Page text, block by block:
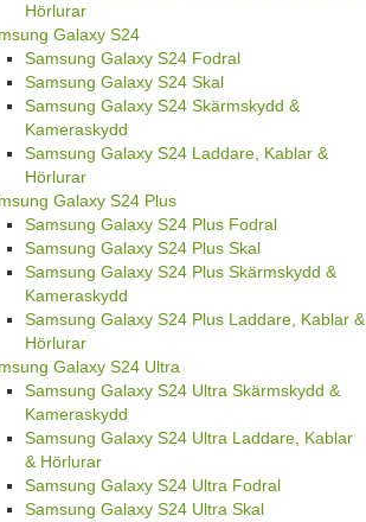
Hörlurar
Galaxy S24
Samsung Galaxy S24 Fodral
Samsung Galaxy S24 Skal
Samsung Galaxy S24 Skärmskydd &
Kameraskydd
Samsung Galaxy S24 Laddare, Kablar &
Hörlurar
Galaxy S24 Plus
Samsung Galaxy S24 Plus Fodral
Samsung Galaxy S24 Plus Skal
Samsung Galaxy S24 Plus Skärmskydd &
Kameraskydd
Samsung Galaxy S24 Plus Laddare, Kablar &
Hörlurar
Galaxy S24 Ultra
Samsung Galaxy S24 Ultra Skärmskydd &
Kameraskydd
Samsung Galaxy S24 Ultra Laddare, Kablar
& Hörlurar
Samsung Galaxy S24 Ultra Fodral
Samsung Galaxy S24 Ultra Skal